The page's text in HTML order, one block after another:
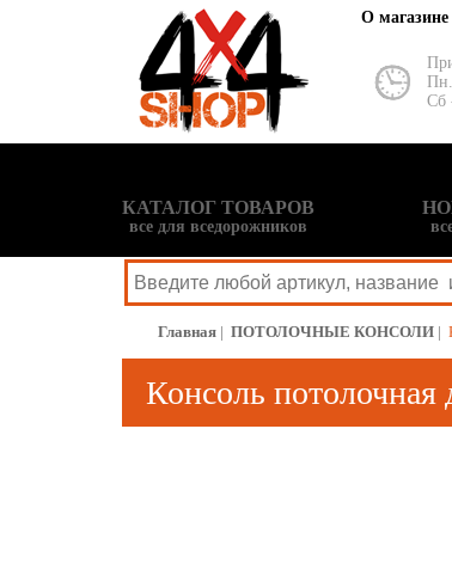
О магазине
Сб
КАТАЛОГ ТОВАРОВ
все для вседорожников
Главная | ПОТОЛОЧНЫЕ КОНСОЛИ |
Консоль